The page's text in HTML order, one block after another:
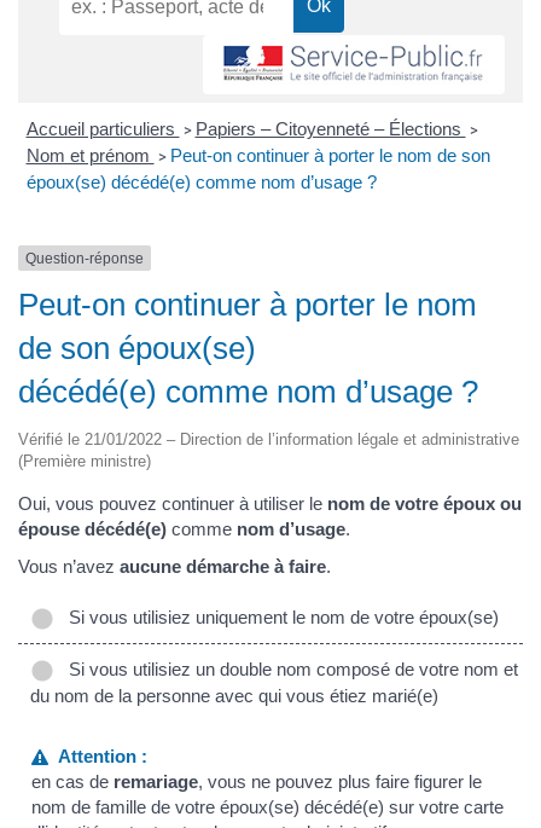
Accueil particuliers > Papiers – Citoyenneté – Élections >
Nom et prénom > Peut-on continuer à porter le nom de son
époux(se) décédé(e) comme nom d’usage ?
Question-réponse
Peut-on continuer à porter le nom
de son époux(se)
décédé(e) comme nom d’usage ?
Vérifié le 21/01/2022 – Direction de l’information légale et administrative
(Première ministre)
Oui, vous pouvez continuer à utiliser le nom de votre époux ou
épouse décédé(e) comme nom d’usage.
Vous n’avez aucune démarche à faire.
Si vous utilisiez uniquement le nom de votre époux(se)
Si vous utilisiez un double nom composé de votre nom et
du nom de la personne avec qui vous étiez marié(e)
Attention :
en cas de remariage, vous ne pouvez plus faire figurer le
nom de famille de votre époux(se) décédé(e) sur votre carte